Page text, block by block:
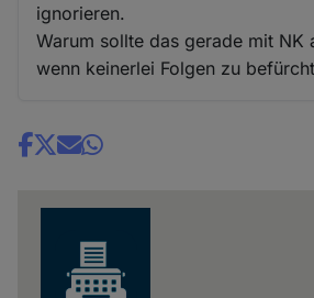
ignorieren.
Warum sollte das gerade mit NK
wenn keinerlei Folgen zu
Share